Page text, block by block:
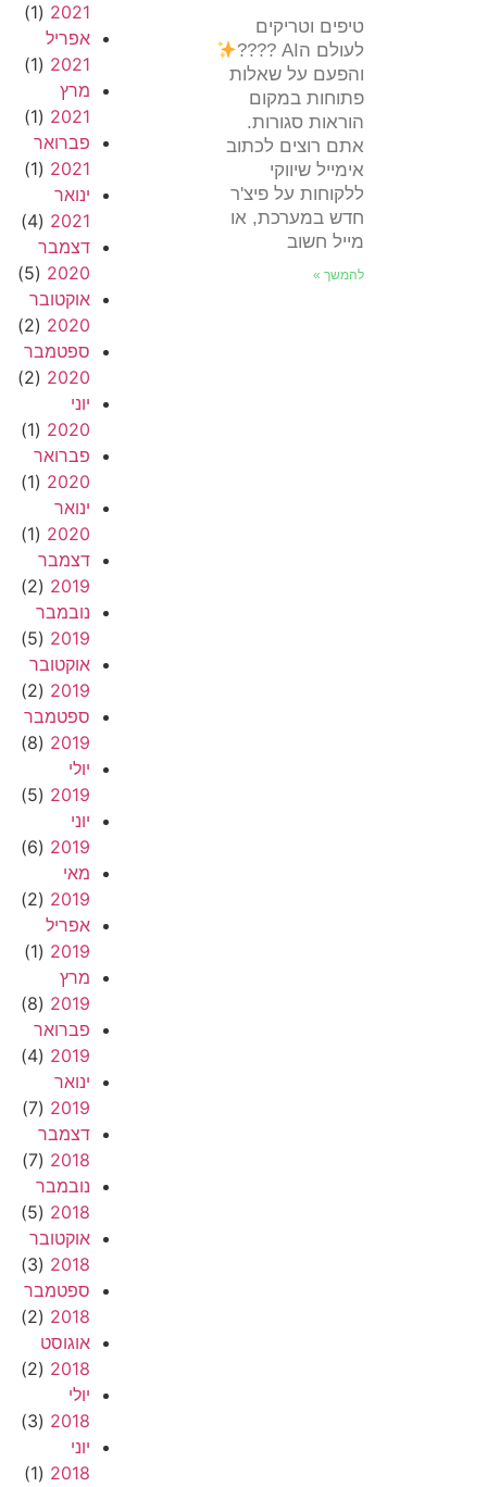
טיפים וטריקים
לעולם הAI ????
והפעם על שאלות
פתוחות במקום
הוראות סגורות.
אתם רוצים לכתוב
אימייל שיווקי
ללקוחות על פיצ'ר
חדש במערכת, או
מייל חשוב
להמשך »
2021
(1)
אפריל
2021
(1)
מרץ
2021
(1)
פברואר
2021
(1)
ינואר
2021
(4)
דצמבר
2020
(5)
אוקטובר
2020
(2)
ספטמבר
2020
(2)
יוני
2020
(1)
פברואר
2020
(1)
ינואר
2020
(1)
דצמבר
2019
(2)
נובמבר
2019
(5)
אוקטובר
2019
(2)
ספטמבר
2019
(8)
יולי
2019
(5)
יוני
2019
(6)
מאי
2019
(2)
אפריל
2019
(1)
מרץ
2019
(8)
פברואר
2019
(4)
ינואר
2019
(7)
דצמבר
2018
(7)
נובמבר
2018
(5)
אוקטובר
2018
(3)
ספטמבר
2018
(2)
אוגוסט
2018
(2)
יולי
2018
(3)
יוני
2018
(1)